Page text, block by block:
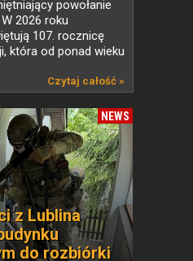
powołanie
2026 roku
107. rocznicę
która od ponad wieku
Czytaj całość »
NEWS
z Lublina
do rozbiórki